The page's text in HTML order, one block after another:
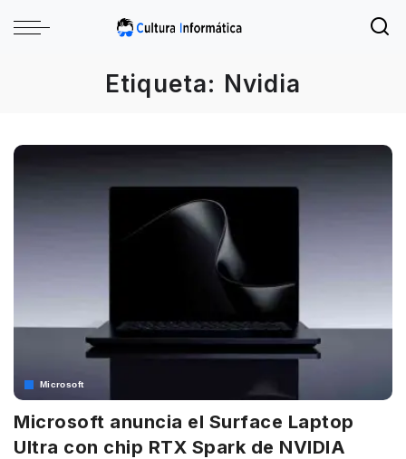
Etiqueta: Nvidia
Microsoft
Microsoft anuncia el Surface Laptop
Ultra con chip RTX Spark de NVIDIA